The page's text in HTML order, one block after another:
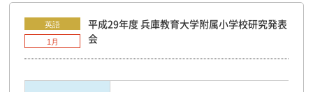
英語
1月
平成29年度 兵庫教育大学附属小学校研究発表
会